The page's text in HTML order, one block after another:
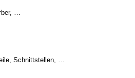
…
Schnittstellen, …